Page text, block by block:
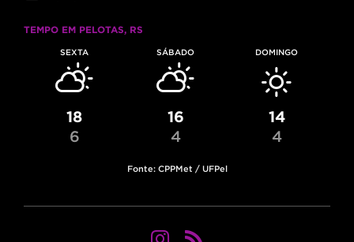
TEMPO EM PELOTAS, RS
SEXTA
18
6
SÁBADO
16
4
DOMINGO
14
4
Fonte: CPPMet / UFPel